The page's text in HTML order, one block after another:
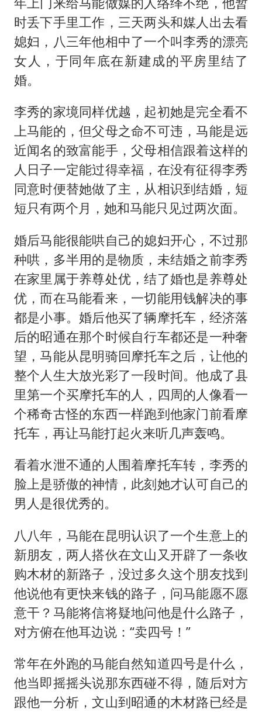
时丢下手里工作，三天两头和媒人出去看
媳妇，八三年他相中了一个叫李秀的漂亮
女人，于同年底在新建成的平房里结了
婚。
李秀的家境同样优越，起初她是完全看不
上马能的，但父母之命不可违，马能是远
近闻名的致富能手，父母相信跟着这样的
人日子一定能过得幸福，在没有征得李秀
同意时便替她做了主，从相识到结婚，短
短只有两个月，她和马能只见过两次面。
婚后马能很能哄自己的媳妇开心，不过那
种哄，多半用的是物质，未结婚之前李秀
在家里属于养尊处优，结了婚也是养尊处
优，而在马能看来，一切能用钱解决的事
都是小事。婚后他买了辆摩托车，经济落
后的昭通在那个时候自行车都还是一种奢
望，马能从昆明骑回摩托车之后，让他的
整个人生大放光彩了一段时间。他成了县
里第一个买摩托车的人，四周的人像看一
个稀奇古怪的东西一样跑到他家门前看摩
托车，再让马能打起火来听几声轰鸣。
看着水泄不通的人围着摩托车转，李秀的
脸上是骄傲的神情，此刻她才认可自己的
男人是很优秀的。
八八年，马能在昆明认识了一个生意上的
新朋友，两人搭伙在文山又开辟了一条收
购木材的新路子，没过多久这个朋友找到
他说他有更快来钱的路子，问马能愿不愿
意干？马能将信将疑地问他是什么路子，
对方俯在他耳边说：“卖四号！”
常年在外跑的马能自然知道四号是什么，
他当即摇摇头说那东西碰不得，随后对方
跟他一分析，文山到昭通的木材路已经是